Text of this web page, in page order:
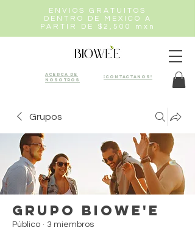
ENVIOS GRATUITOS
DENTRO DE MEXICO A
PARTIR DE $2,500 mxn
Acerca de
nosotros
¡Contactanos!
Grupos
Grupo Biowe'e
Público · 3 miembros